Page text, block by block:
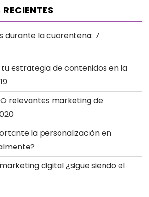
durante la cuarentena: 7
estrategia de contenidos en la
relevantes marketing de
la personalización en
digital ¿sigue siendo el